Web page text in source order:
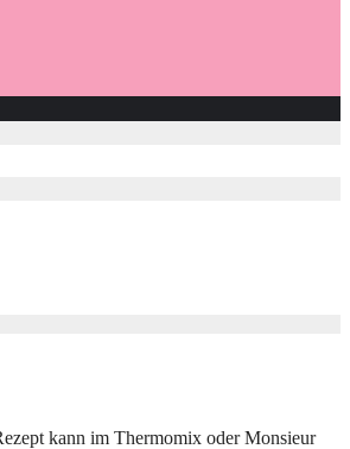
kann im Thermomix oder Monsieur